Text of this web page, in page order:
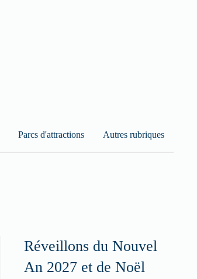
Parcs d'attractions Autres rubriques
Réveillons du Nouvel
An 2027 et de Noël